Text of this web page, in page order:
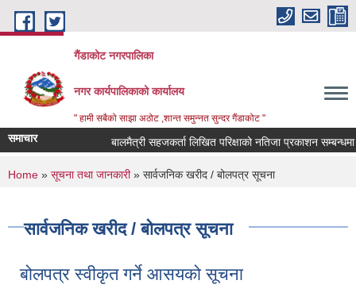
Skip to main content
गैंडाकोट नगरपालिका
नगर कार्यपालिकाको कार्यालय
" हामी सबैको साझा अठोट ,शान्त समुन्नत सुन्दर गैंडाकोट "
समाचार बालमैत्री सहजकर्ता लिखित परिक्षाको नतिजा प्रकाशन सम्बन्धमा
You are here
Home » सूचना तथा जानकारी» सार्वजनिक खरीद / बोलपत्र सूचना
सार्वजनिक खरीद / बोलपत्र सूचना
बोलपत्र स्वीकृत गर्ने आसयको सूचना